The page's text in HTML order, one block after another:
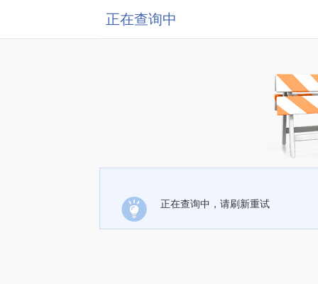
正在查询中
正在查询中，请刷新重试